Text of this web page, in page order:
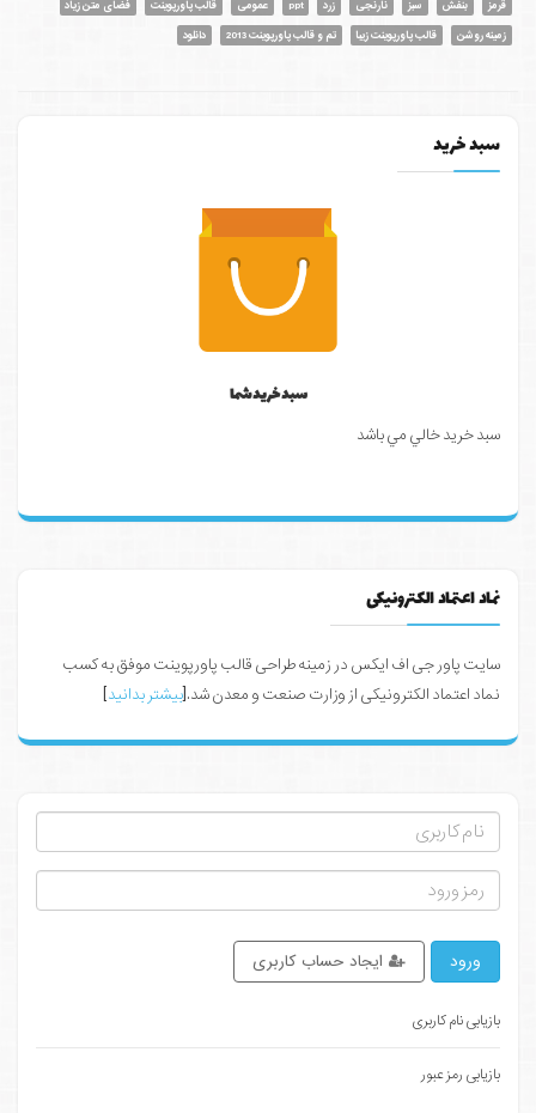
قرمز
بنفش سبز نارنجی زرد ppt عمومی قالب پاورپوینت
فضای متن زیاد
زمینه روشن
قالب پاورپوینت زیبا تم و قالب پاورپوینت 2013 دانلود
سبد خرید
سبد خرید شما
سبد خرید خالي مي باشد
نماد اعتماد الکترونیکی
سایت پاور جی اف ایکس در زمینه طراحی قالب پاورپوینت موفق به کسب
نماد اعتماد الکترونیکی از وزارت صنعت و معدن شد.[بیشتر بدانید]
ورود ایجاد حساب کاربری
بازیابی نام کاربری
بازیابی رمز عبور